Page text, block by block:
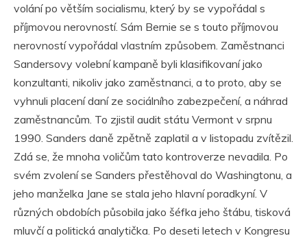
volání po větším socialismu, který by se vypořádal s
příjmovou nerovností. Sám Bernie se s touto příjmovou
nerovností vypořádal vlastním způsobem. Zaměstnanci
Sandersovy volební kampaně byli klasifikovaní jako
konzultanti, nikoliv jako zaměstnanci, a to proto, aby se
vyhnuli placení daní ze sociálního zabezpečení, a náhrad
zaměstnancům. To zjistil audit státu Vermont v srpnu
1990. Sanders daně zpětně zaplatil a v listopadu zvítězil.
Zdá se, že mnoha voličům tato kontroverze nevadila. Po
svém zvolení se Sanders přestěhoval do Washingtonu, a
jeho manželka Jane se stala jeho hlavní poradkyní. V
různých obdobích působila jako šéfka jeho štábu, tisková
mluvčí a politická analytička. Po deseti letech v Kongresu